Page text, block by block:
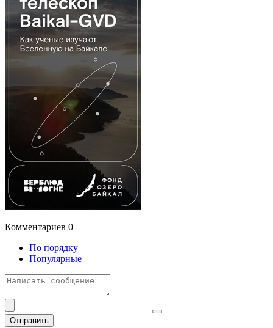
Комментариев 0
По порядку
Популярные
Отправить